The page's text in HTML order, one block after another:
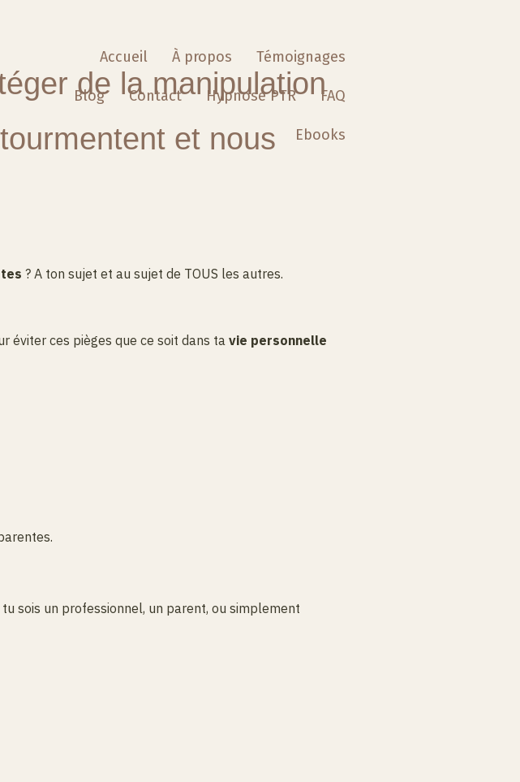
Accueil À propos Témoignages
Blog Contact Hypnose PTR FAQ
Ebooks
de la manipulation
et nous
? A ton sujet et au sujet de TOUS les autres.
éviter ces pièges que ce soit dans tavie personnelle
sois un professionnel, un parent, ou simplement